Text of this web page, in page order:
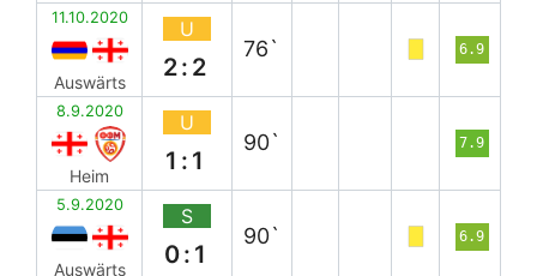
11.10.2020
Auswärts
U
2:2
76` 6.9
8.9.2020
Heim
U
1:1
90` 7.9
5.9.2020
Auswärts
S
0:1
90` 6.9